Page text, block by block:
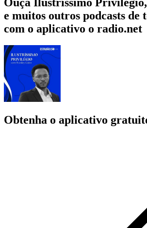
e muitos outros podcasts de
com o aplicativo o radio.net
Obtenha o aplicativo